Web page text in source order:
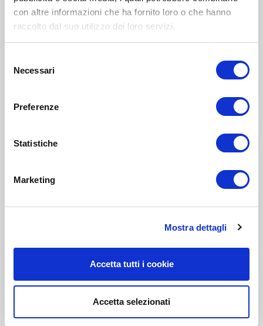
con altre informazioni che ha fornito loro o che hanno
raccolto dal suo utilizzo dei loro servizi.
delNecessari
Preferenze
Statistiche
Marketing
Mostra dettagli
Accetta tutti i cookie
Accetta selezionati